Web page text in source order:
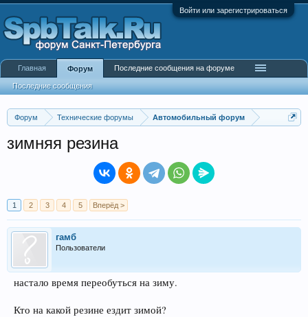
Войти или зарегистрироваться
Форум Технические форумы Автомобильный форум
зимняя резина
1 2 3 4 5 Вперёд >
гамб
Пользователи
настало время переобуться на зиму.
Кто на какой резине ездит зимой?
Главная Форум
Последние сообщения
Последние сообщения на форуме